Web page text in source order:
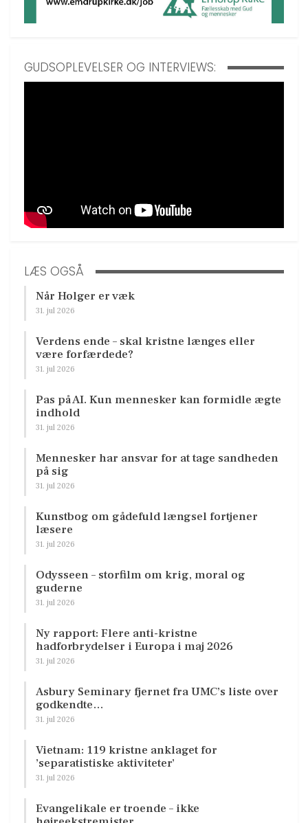
GUDSOPLEVELSER OG INTERVIEWS:
LÆS OGSÅ
Når Holger er væk
31. jul 2026
Verdens ende – skal kristne længes eller
være forfærdede?
31. jul 2026
Pas på AI. Kun mennesker kan formidle ægte
indhold
31. jul 2026
Mennesker har ansvar for at tage sandheden
på sig
31. jul 2026
Kunstbog om gådefuld længsel fortjener
læsere
31. jul 2026
Odysseen – storfilm om krig, moral og
guderne
31. jul 2026
Ny rapport: Flere anti-kristne
hadforbrydelser i Europa i maj 2026
31. jul 2026
Asbury Seminary fjernet fra UMC’s liste over
godkendte…
31. jul 2026
Vietnam: 119 kristne anklaget for
’separatistiske aktiviteter’
31. jul 2026
Evangelikale er troende – ikke